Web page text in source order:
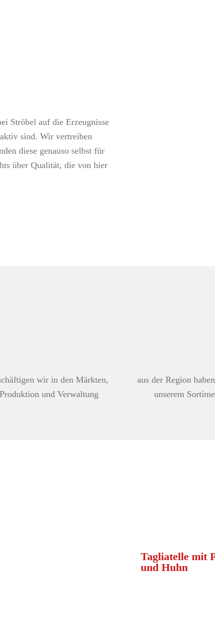
Ströbel auf die Erzeugnisse
sind. Wir vertreiben
diese genauso selbst für
über Qualität, die von hier
wir in den Märkten,
Produktion und Verwaltung
aus der Region
unserem
Tagliatelle mit
und Huhn